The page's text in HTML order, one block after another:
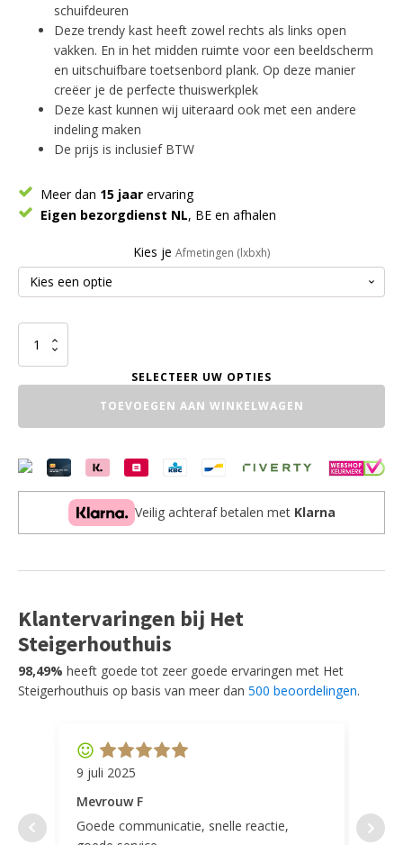
schuifdeuren
Deze trendy kast heeft zowel rechts als links open
vakken. En in het midden ruimte voor een beeldscherm
en uitschuifbare toetsenbord plank. Op deze manier
creëer je de perfecte thuiswerkplek
Deze kast kunnen wij uiteraard ook met een andere
indeling maken
De prijs is inclusief BTW
Meer dan 15 jaar ervaring
Eigen bezorgdienst NL, BE en afhalen
Kies je Afmetingen (lxbxh)
Barn
Special
TOEVOEGEN AAN WINKELWAGEN
Veilig achteraf betalen met Klarna
Klantervaringen bij Het
Steigerhouthuis
98,49% heeft goede tot zeer goede ervaringen met Het
Steigerhouthuis op basis van meer dan 500 beoordelingen.
9 juli 2025
Mevrouw F
Goede communicatie, snelle reactie,